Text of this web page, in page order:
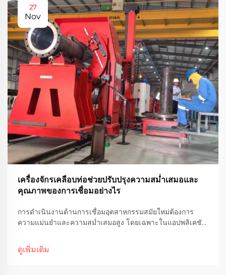
27
Nov
เครื่องจักรเคลือบท่อช่วยปรับปรุงความสม่ำเสมอและ
คุณภาพของการเชื่อมอย่างไร
การดำเนินงานด้านการเชื่อมอุตสาหกรรมสมัยใหม่ต้องการ
ความแม่นยำและความสม่ำเสมอสูง โดยเฉพาะในแอปพลิเคชัน
พิเศษ เครื่องจักรเคลือบท่อได้กลายเป็นโซลูชันปฏิวัติวงการที่
ช่วย...
ดูเพิ่มเติม